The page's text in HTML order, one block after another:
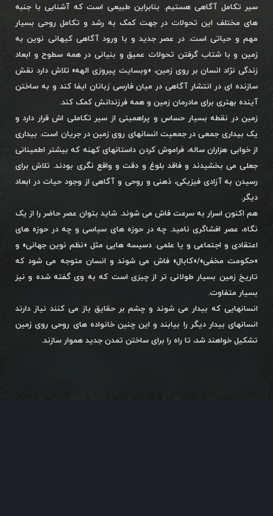
سیر تکامل آگاهی هستیم. بنابراین طبیعی است که آشنایی با جنبه
های مختلف این تحولات در جهت کمک به رشد و تکامل روحی بسیار
مهم و حیاتی است. در عصر جدید و با ورود آگاهی کیهانی نوین به
زمین و با شتاب گرفتن تحولات عمیق و بنیانی در همه سطوح و ابعاد
زندگی نژاد انسان بر روی زمین، «وبسایت پیروزی الهه» تلاش دارد نقش
سازنده ای در انتشار آگاهی در میان فارسی زبانان ایفا کند و به ساختن
آینده بهتری برای مادرمان زمین و همه فرزندانش کمک کند.
زمین در نقطه بسیار حساس و پراهمیتی از سیر تکاملی اش قرار دارد و
یک بیداری جمعی در جمعیت انسانهای روی زمین در جریان است. بیداری
از خوابی هزاران ساله، فراموش کردن داستانهای کهنه که بیشتر اطمینانی
جعلی می بخشیدند و فاقد بلوغ و دقت و واقع نگری بودند. تلاش برای
رسیدن به آزادی فیزیکی، ذهنی و روحی و آگاهی از وجود حیات در ابعاد
دیگر.
هم اکنون اسرار به سرعت فاش می شوند. شاید بتوان عصر حاضر را از یک
نگاه، عصر افشاگری نامید. چه در حوزه های سیاسی و چه در حوزه های
اعتقادی و اجتماعی و یا علمی. دسیسه هایی مثل «نظم نوین جهانی» و
«حکومت مخفی»/«کابال» فاش می شوند و انسان متوجه می شود که
تاریخ زمین بسیار طولانی تر از چیزی است که به وی گفته شده و نیز
بسیار متفاوت.
انسانهایی که بیدار می شوند و چشم بر حقایق باز می کنند نیاز دارند
انسانهای بیدار دیگر را بیابند و این چنین خانواده های روحی روی زمین
تشکیل خواهند شد، تا راه را برای ساختن تمدن جدید هموار سازند.